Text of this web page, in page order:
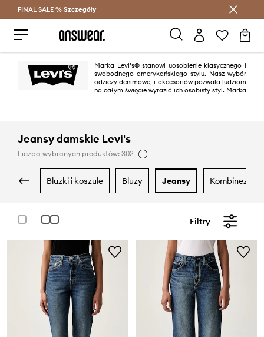
Oszczędzaj z Answear Club >
FINAL SALE % Szczegóły
Marka Levi’s® stanowi uosobienie klasycznego i
swobodnego amerykańskiego stylu. Nasz wybór
odzieży denimowej i akcesoriów pozwala ludziom
na całym święcie wyrazić ich osobisty styl. Marka
Jeansy damskie Levi's
Liczba wybranych produktów: 302
bluzki i koszule bluzy jeansy kombinezony
Filtry